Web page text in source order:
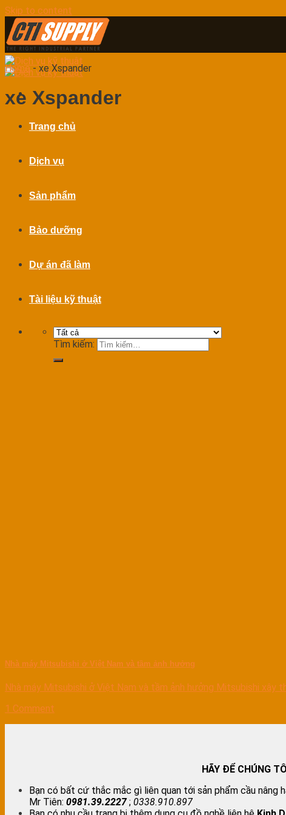
Skip to content
Trang chủ
Dịch vụ
Sản phẩm
Bảo dưỡng
Dự án đã làm
Tài liệu kỹ thuật
Tìm kiếm:
Home-xe Xspander
xe Xspander
Nhà máy Mitsubishi ở Việt Nam và tầm ảnh hưởng
Nhà máy Mitsubishi ở Việt Nam và tầm ảnh hưởng Mitsubishi xây
1 Comment
HÃY ĐỂ CHÚNG
Bạn có bất cứ thắc mắc gì liên quan tới sản phẩm cầu
Mr Tiên: 0981.39.2227; 0338.910.897